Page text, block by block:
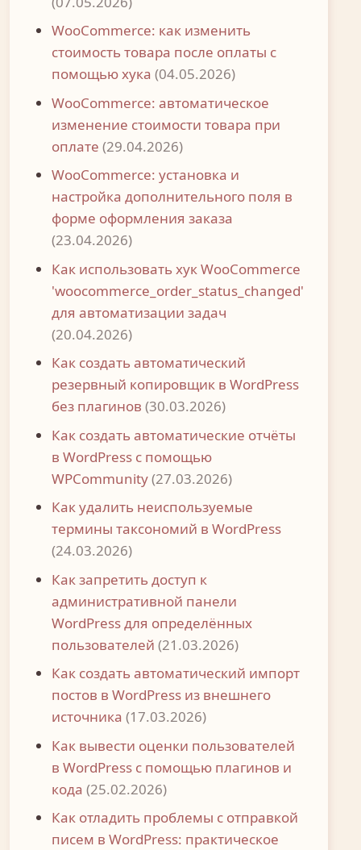
WooCommerce: как изменить
стоимость товара после оплаты с
помощью хука (04.05.2026)
WooCommerce: автоматическое
изменение стоимости товара при
оплате (29.04.2026)
WooCommerce: установка и
настройка дополнительного поля в
форме оформления заказа
(23.04.2026)
Как использовать хук WooCommerce
'woocommerce_order_status_changed'
для автоматизации задач
(20.04.2026)
Как создать автоматический
резервный копировщик в WordPress
без плагинов (30.03.2026)
Как создать автоматические отчёты
в WordPress с помощью
WPCommunity(27.03.2026)
Как удалить неиспользуемые
термины таксономий в WordPress
(24.03.2026)
Как запретить доступ к
административной панели
WordPress для определённых
пользователей (21.03.2026)
Как создать автоматический импорт
постов в WordPress из внешнего
источника (17.03.2026)
Как вывести оценки пользователей
в WordPress с помощью плагинов и
кода (25.02.2026)
Как отладить проблемы с отправкой
писем в WordPress: практическое